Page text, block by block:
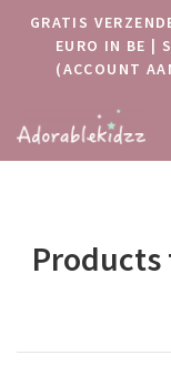
GRATIS
EURO IN BE |
(ACCOUNT